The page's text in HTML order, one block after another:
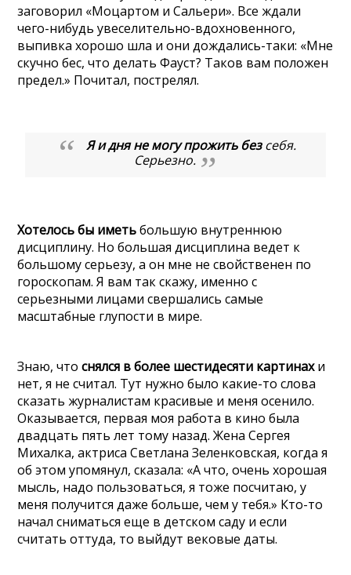
заговорил «Моцартом и Сальери». Все ждали
чего-нибудь увеселительно-вдохновенного,
выпивка хорошо шла и они дождались-таки: «Мне
скучно бес, что делать Фауст? Таков вам положен
предел.» Почитал, пострелял.
Я и дня не могу прожить безсебя.
Серьезно.
Хотелось бы иметьбольшую внутреннюю
дисциплину. Но большая дисциплина ведет к
большому серьезу, а он мне не свойственен по
гороскопам. Я вам так скажу, именно с
серьезными лицами свершались самые
масштабные глупости в мире.
Знаю, чтоснялся в более шестидесяти картинахи
нет, я не считал. Тут нужно было какие-то слова
сказать журналистам красивые и меня осенило.
Оказывается, первая моя работа в кино была
двадцать пять лет тому назад. Жена Сергея
Михалка, актриса Светлана Зеленковская, когда я
об этом упомянул, сказала: «А что, очень хорошая
мысль, надо пользоваться, я тоже посчитаю, у
меня получится даже больше, чем у тебя.» Кто-то
начал сниматься еще в детском саду и если
считать оттуда, то выйдут вековые даты.